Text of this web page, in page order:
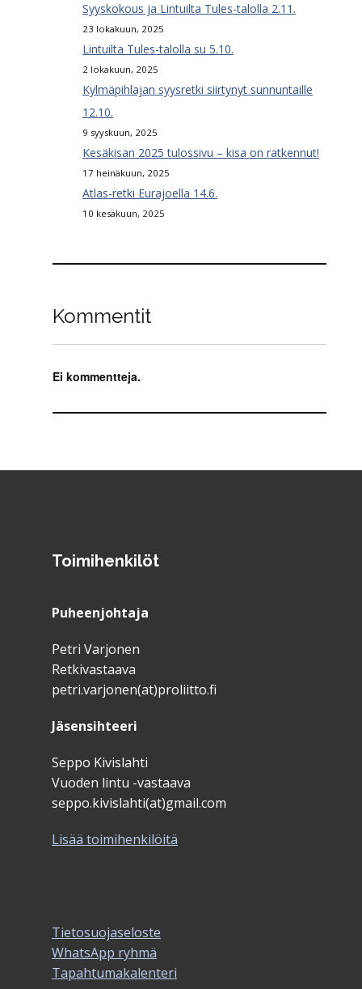
Syyskokous ja Lintuilta Tules-talolla 2.11.
23 lokakuun, 2025
Lintuilta Tules-talolla su 5.10.
2 lokakuun, 2025
Kylmäpihlajan syysretki siirtynyt sunnuntaille
12.10.
9 syyskuun, 2025
Kesäkisan 2025 tulossivu – kisa on ratkennut!
17 heinäkuun, 2025
Atlas-retki Eurajoella 14.6.
10 kesäkuun, 2025
Kommentit
Ei kommentteja.
Toimihenkilöt
Puheenjohtaja
Petri Varjonen
Retkivastaava
petri.varjonen(at)proliitto.fi
Jäsensihteeri
Seppo Kivislahti
Vuoden lintu -vastaava
seppo.kivislahti(at)gmail.com
Lisää toimihenkilöitä
Tietosuojaseloste
WhatsApp ryhmä
Tapahtumakalenteri